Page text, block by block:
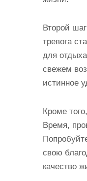
Второй
тревога
для
свежем
истинное
Кроме
Время,
свою
качество